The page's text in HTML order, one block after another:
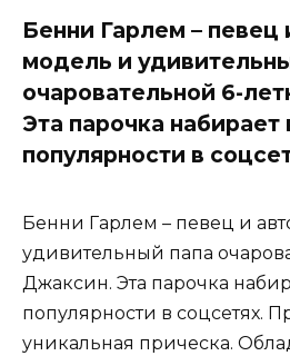
Бенни Гарлем – певец
модель и
очаровательной 6-
Эта парочка
популярности в
Бенни Гарлем – певец и
удивительный папа
Джаксин. Эта парочка
популярности в соцсетях.
уникальная прическа.